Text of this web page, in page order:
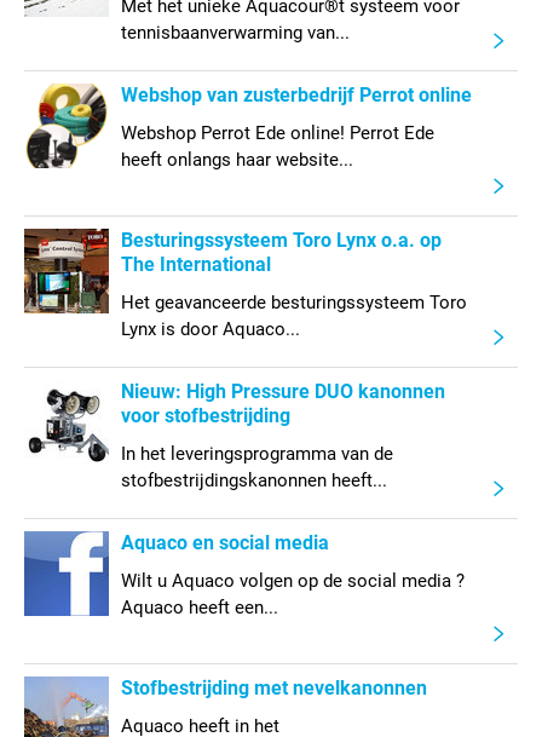
Met het unieke Aquacour®t systeem voor
tennisbaanverwarming van...
Webshop van zusterbedrijf Perrot online
Webshop Perrot Ede online! Perrot Ede
heeft onlangs haar website...
Besturingssysteem Toro Lynx o.a. op
The International
Het geavanceerde besturingssysteem Toro
Lynx is door Aquaco...
Nieuw: High Pressure DUO kanonnen
voor stofbestrijding
In het leveringsprogramma van de
stofbestrijdingskanonnen heeft...
Aquaco en social media
Wilt u Aquaco volgen op de social media ?
Aquaco heeft een...
Stofbestrijding met nevelkanonnen
Aquaco heeft in het